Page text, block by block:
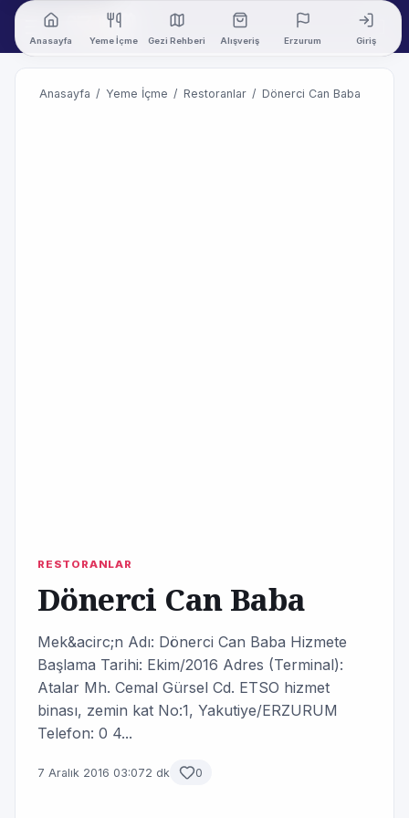
Anasayfa Yeme İçme Gezi Rehberi Alışveriş Erzurum Giriş
Anasayfa / Yeme İçme / Restoranlar / Dönerci Can Baba
RESTORANLAR
Dönerci Can Baba
Mek&acirc;n Adı: Dönerci Can Baba Hizmete
Başlama Tarihi: Ekim/2016 Adres (Terminal):
Atalar Mh. Cemal Gürsel Cd. ETSO hizmet
binası, zemin kat No:1, Yakutiye/ERZURUM
Telefon: 0 4...
7 Aralık 2016 03:072 dk 0